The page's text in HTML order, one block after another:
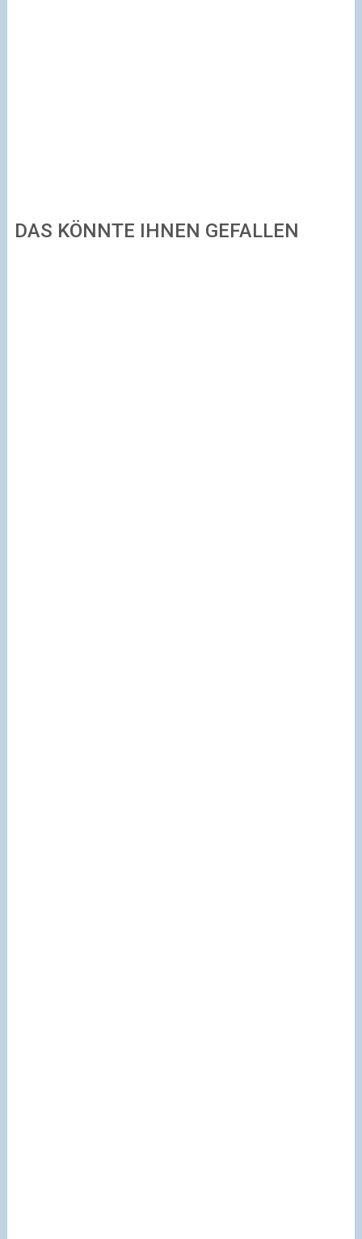
DAS KÖNNTE IHNEN GEFALLEN